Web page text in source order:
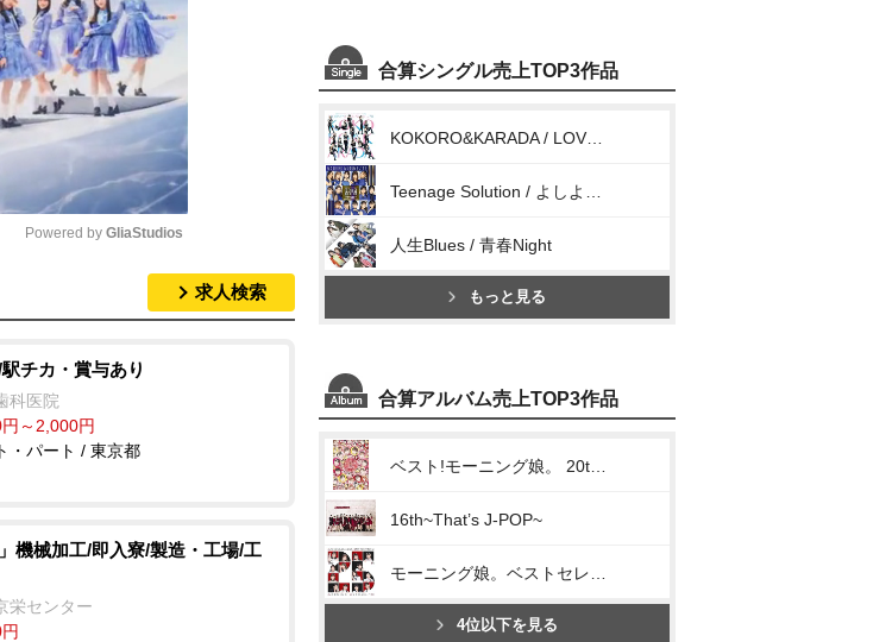
t
Powered by GliaStudios
求人検索
チカ・賞与あり
科医院
～2,000円
・パート / 東京都
」機械加工/即入寮/製造・工場/工
栄センター
合算シングル売上TOP3作品
人生Blues / 青春Night
もっと見る
合算アルバム売上TOP3作品
16th~That’s J-POP~
4位以下を見る